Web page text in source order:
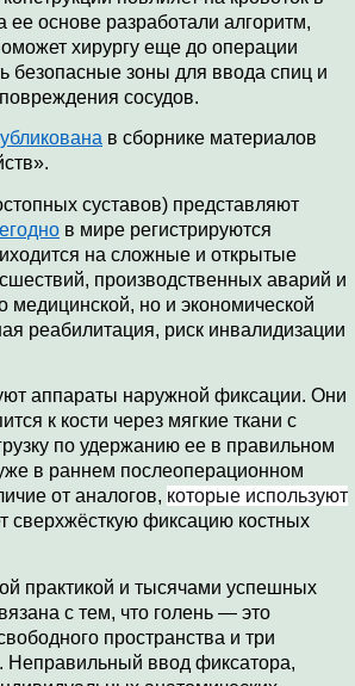
ее основе разработали алгоритм,
хирургу еще до операции
безопасные зоны для ввода спиц и
сосудов.
в сборнике материалов
суставов) представляют
в мире регистрируются
на сложные и открытые
производственных аварий и
медицинской, но и экономической
реабилитация, риск инвалидизации
аппараты наружной фиксации. Они
к кости через мягкие ткани с
по удержанию ее в правильном
в раннем послеоперационном
от аналогов, которые используют
сверхжёсткую фиксацию костных
практикой и тысячами успешных
с тем, что голень — это
пространства и три
Неправильный ввод фиксатора,